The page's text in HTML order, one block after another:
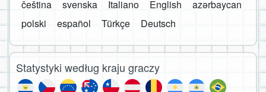
čeština
svenska Italiano English
azərbaycan
polski
español Türkçe Deutsch
Statystyki według kraju graczy